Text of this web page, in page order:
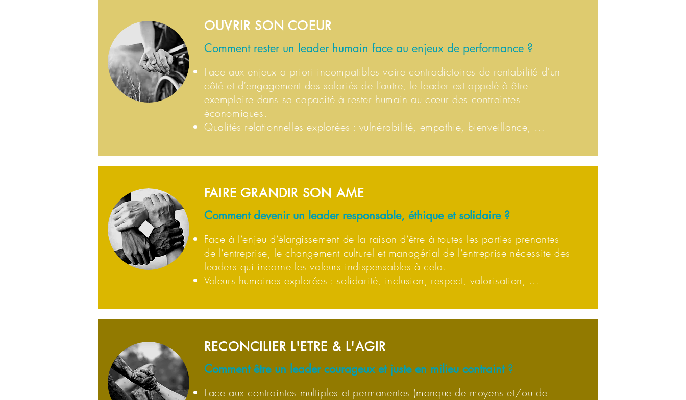
OUVRIR SON COEUR
Comment rester un leader humain face au enjeux de performance ?
Face aux enjeux a priori incompatibles voire contradictoires de rentabilité d’un
côté et d’engagement des salariés de l’autre, le leader est appelé à être
exemplaire dans sa capacité à rester humain au cœur des contraintes
économiques.
Qualités relationnelles explorées : vulnérabilité, empathie, bienveillance, …
FAIRE GRANDIR SON AME
Comment devenir un leader responsable, éthique et solidaire ?
Face à l’enjeu d’élargissement de la raison d’être à toutes les parties prenantes
de l’entreprise, le changement culturel et managérial de l’entreprise nécessite des
leaders qui incarne les valeurs indispensables à cela.
Valeurs humaines explorées : solidarité, inclusion, respect, valorisation, …
RECONCILIER L'ETRE & L'AGIR
Comment être un leader courageux et juste en milieu contraint?
Face aux contraintes multiples et permanentes (manque de moyens et/ou de